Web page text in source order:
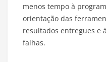
menos tempo à
orientação das
resultados entregues e
falhas.